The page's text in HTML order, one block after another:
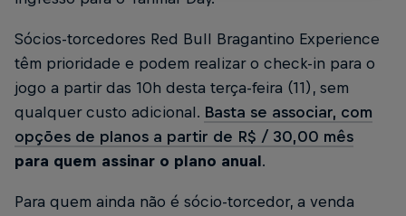
Sócios-torcedores Red Bull Bragantino Experience
têm prioridade e podem realizar o check-in para o
jogo a partir das 10h desta terça-feira (11), sem
qualquer custo adicional. Basta se associar, com
opções de planos a partir de R$ / 30,00 mês
para quem assinar o plano anual.
Para quem ainda não é sócio-torcedor, a venda